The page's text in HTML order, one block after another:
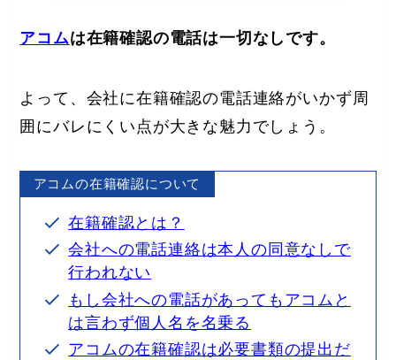
アコムは在籍確認の電話は一切なしです。
よって、会社に在籍確認の電話連絡がいかず周
囲にバレにくい点が大きな魅力でしょう。
アコムの在籍確認について
在籍確認とは？
会社への電話連絡は本人の同意なしで
行われない
もし会社への電話があってもアコムと
は言わず個人名を名乗る
アコムの在籍確認は必要書類の提出だ